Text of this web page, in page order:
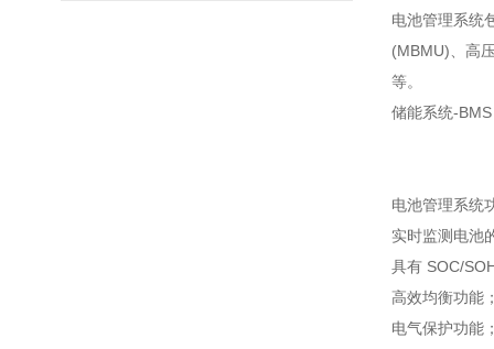
电池管理系统
(MBMU)、高
等。
储能系统-BMS
电池管理系统
实时监测电池
具有 SOC/
高效均衡功能
电气保护功能